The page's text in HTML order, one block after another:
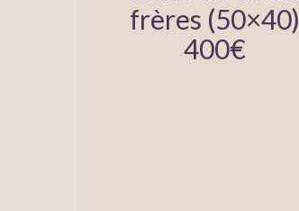
frères (50×40)
400€